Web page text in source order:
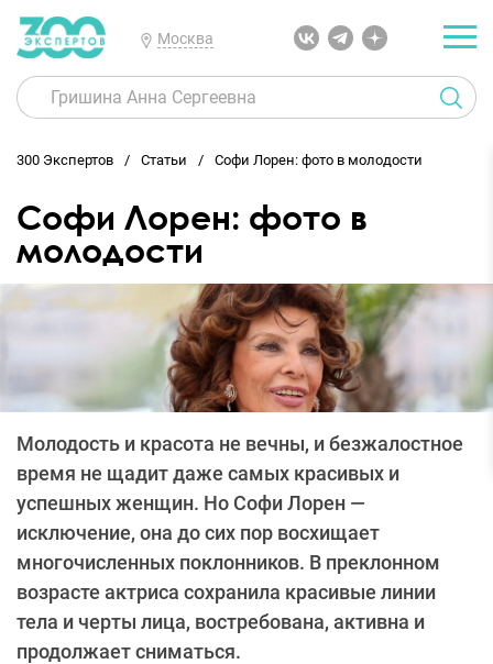
Москва
300 Экспертов Статьи Cофи Лорен: фото в молодости
Cофи Лорен: фото в
молодости
Молодость и красота не вечны, и безжалостное
время не щадит даже самых красивых и
успешных женщин. Но Софи Лорен —
исключение, она до сих пор восхищает
многочисленных поклонников. В преклонном
возрасте актриса сохранила красивые линии
тела и черты лица, востребована, активна и
продолжает сниматься.